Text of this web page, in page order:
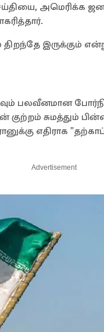
அமெரிக்க
இருக்கும் என்று
பலவீனமான
குற்றம் சுமத்தும்
எதிராக
Advertisement